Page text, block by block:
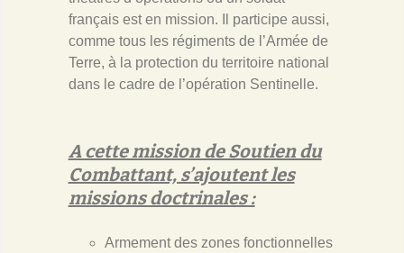
français est en mission. Il participe aussi,
comme tous les régiments de l’Armée de
Terre, à la protection du territoire national
dans le cadre de l’opération Sentinelle.
A cette mission de Soutien du
Combattant, s’ajoutent les
missions doctrinales :
Armement des zones fonctionnelles